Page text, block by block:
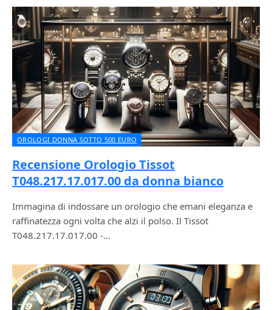
OROLOGI DONNA SOTTO 500 EURO
Recensione Orologio Tissot
T048.217.17.017.00 da donna bianco
Immagina di indossare un orologio che emani eleganza e
raffinatezza ogni volta che alzi il polso. Il Tissot
T048.217.17.017.00 -…